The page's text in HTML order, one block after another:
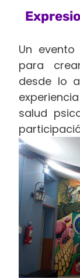
Un
para
desde lo
salud